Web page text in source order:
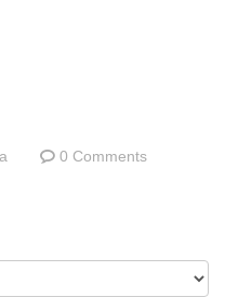
0 Comments